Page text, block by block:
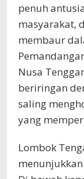
penuh
masyarakat,
membaur
Nusa
beriringan
saling
yang
Lombok